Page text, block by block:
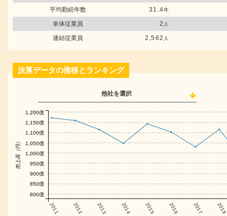
平均勤続年数 31.4年
単体従業員 2 人
連結従業員 2,562 人
決算データの推移とランキング
他社を選択
2011 2012 2013 2014 2015 2016 2017 2018
売上高（円）
800億
850億
900億
950億
1,000億
1,050億
1,100億
1,150億
1,200億